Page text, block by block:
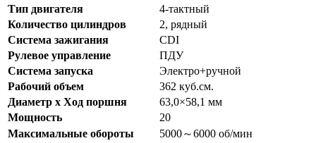
Тип двигателя
4-тактный
Количество цилиндров
2, рядный
Система зажигания
CDI
Рулевое управление
ПДУ
Система запуска
Электро+ручной
Рабочий объем
362 куб.см.
Диаметр х Ход поршня
63,0×58,1 мм
Мощность
20
Максимальные обороты
5000～6000 об/мин